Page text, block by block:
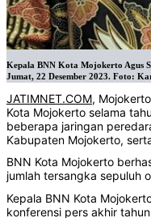
Kepala BNN Kota Mojokerto Agus
Jumat, 22 Desember 2023. Foto:
JATIMNET.COM,
Kota Mojokerto selama
beberapa jaringan
Kabupaten Mojokerto,
BNN Kota Mojokerto
jumlah tersangka sepuluh
Kepala BNN Kota
konferensi pers akhir